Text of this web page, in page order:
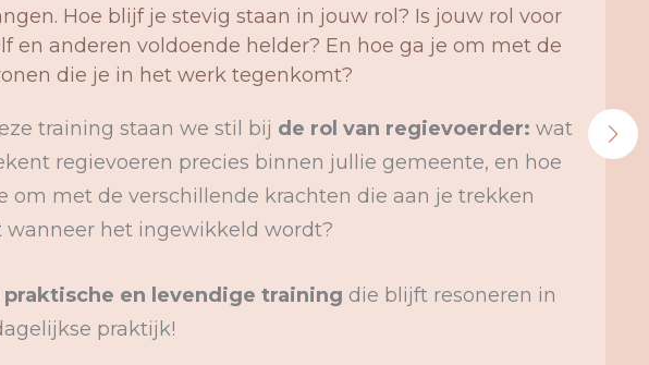
Hoe blijf je stevig staan in jouw rol? Is jouw rol voor
en anderen voldoende helder? En hoe ga je om met de
die je in het werk tegenkomt?
training staan we stil bij de rol van regievoerder: wat
regievoeren precies binnen jullie gemeente, en hoe
om met de verschillende krachten die aan je trekken
wanneer het ingewikkeld wordt?
praktische en levendige training die blijft resoneren in
praktijk!